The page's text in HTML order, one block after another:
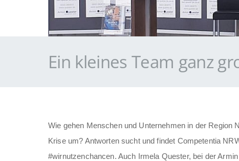
Ein kleines Team ganz
Wie gehen Menschen und Unternehmen in der Region
Krise um? Antworten sucht und findet Competentia
#wirnutzenchancen. Auch Irmela Quester, bei der